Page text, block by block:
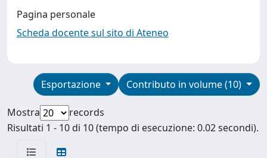
Pagina personale
Scheda docente sul sito di Ateneo
Contributo in volume (10)
Esportazione
Mostra
records
Risultati 1 - 10 di 10 (tempo di esecuzione: 0.02 secondi).